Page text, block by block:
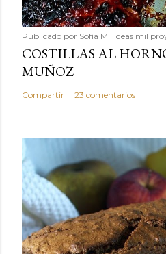
Publicado por Sofía Mil ideas mil
COSTILLAS AL
MUÑOZ
Compartir 23 comentarios